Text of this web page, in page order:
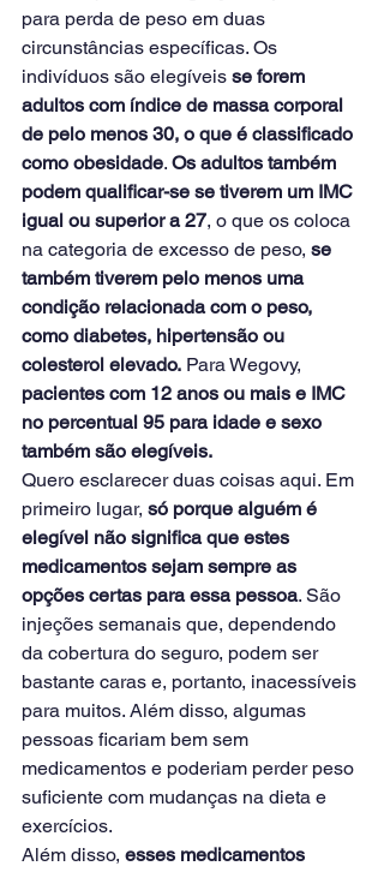
para perda de peso em duas
circunstâncias específicas. Os
indivíduos são elegíveis se forem
adultos com índice de massa corporal
de pelo menos 30, o que é classificado
como obesidade. Os adultos também
podem qualificar-se se tiverem um IMC
igual ou superior a 27, o que os coloca
na categoria de excesso de peso, se
também tiverem pelo menos uma
condição relacionada com o peso,
como diabetes, hipertensão ou
colesterol elevado. Para Wegovy,
pacientes com 12 anos ou mais e IMC
no percentual 95 para idade e sexo
também são elegíveis.
Quero esclarecer duas coisas aqui. Em
primeiro lugar, só porque alguém é
elegível não significa que estes
medicamentos sejam sempre as
opções certas para essa pessoa. São
injeções semanais que, dependendo
da cobertura do seguro, podem ser
bastante caras e, portanto, inacessíveis
para muitos. Além disso, algumas
pessoas ficariam bem sem
medicamentos e poderiam perder peso
suficiente com mudanças na dieta e
exercícios.
Além disso, esses medicamentos